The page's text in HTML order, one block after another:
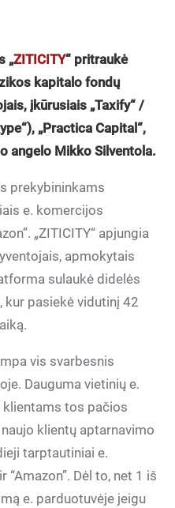
„ZITICITY“ pritraukė
kapitalo fondų
įkūrusiais „Taxify“ /
„Practica Capital“,
angelo Mikko Silventola.
prekybininkams
e. komercijos
„ZITICITY“ apjungia
apmokytais
sulaukė didelės
kur pasiekė vidutinį 42
vis svarbesnis
Dauguma vietinių e.
tos pačios
klientų aptarnavimo
tarptautiniai e.
Dėl to, net 1 iš
e. parduotuvėje jeigu